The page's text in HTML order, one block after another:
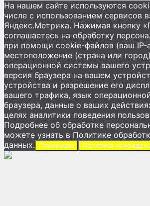
На нашем сайте используются
числе с использованием сервисов
Яндекс.Метрика. Нажимая
соглашаетесь на обработку
при помощи cookie-файлов (ваш IP-
местоположение (страна или
операционной системы вашего
версия браузера на вашем
устройства и разрешение его
вашего трафика, язык
браузера, данные о ваших
целях аналитики поведения
Подробнее об обработке
можете узнать в Политике
данных.
Принимаю Политика